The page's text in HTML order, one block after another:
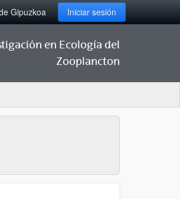
Gipuzkoa Iniciar sesión
en Ecología del
Zooplancton